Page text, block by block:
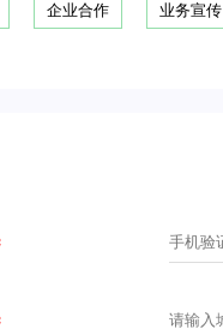
企业合作 业务宣传